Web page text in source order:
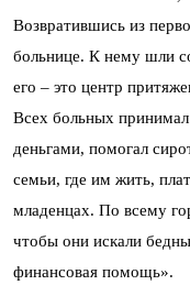
Возвратившись из
больнице. К нему шли
его – это центр
Всех больных
деньгами, помогал
семьи, где им жить,
младенцах. По всему
чтобы они искали
финансовая помощь».